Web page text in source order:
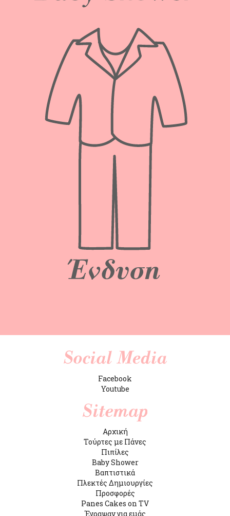
Facebook
Youtube
Αρχική
Τούρτες με Πάνες
Πιπίλες
Baby Shower
Βαπτιστικά
Πλεκτές Δημιουργίες
Προσφορές
Panes Cakes on TV
Έγραψαν για εμάς